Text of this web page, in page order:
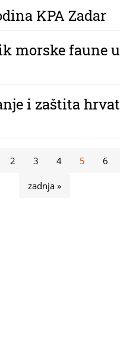
KPA Zadar
morske faune
i zaštita
2 3 4 5 6
zadnja »